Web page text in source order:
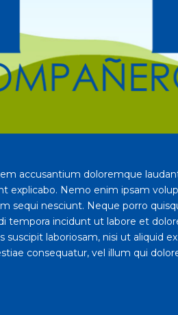
accusantium doloremque
explicabo. Nemo enim ipsam
sequi nesciunt. Neque porro
tempora incidunt ut labore et
laboriosam, nisi ut aliquid
consequatur, vel illum qui